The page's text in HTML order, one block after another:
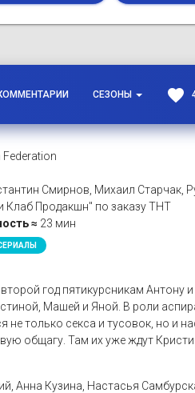
СЕЗОНЫ favorite
Federation
Смирнов, Михаил Старчак,
Клаб Продакшн" по заказу ТНТ
≈ 23 мин
год пятикурсникам Антону
Машей и Яной. В роли
не только секса и тусовок, но и
общагу. Там их уже ждут
Анна Кузина, Настасья